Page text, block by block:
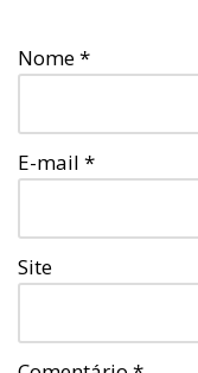
Nome*
E-mail *
Site